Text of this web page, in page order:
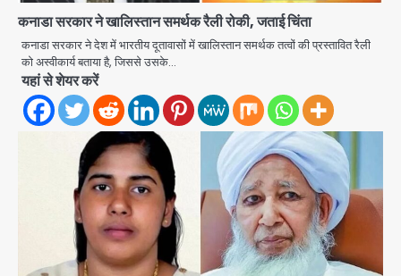
कनाडा सरकार ने खालिस्तान समर्थक रैली रोकी, जताई चिंता
कनाडा सरकार ने देश में भारतीय दूतावासों में खालिस्तान समर्थक तत्वों की प्रस्तावित रैली
को अस्वीकार्य बताया है, जिससे उसके…
यहां से शेयर करें
3
सरकारी भर्ती परीक्षाओं में नकल कराने वाले
अंतरराज्यीय गिरोह का भंडाफोड़, मास्टरमाइंड
समेत 7 गिरफ्तार
Team JHJ
आॅपरेशन ह्यप्रहारह्ण : 72 घंटे में उत्तर-पश्चिम
जिला पुलिस का बड़ा एक्शन
Team JHJ
Sajid Rashidi’s controversial:
शिवभक्त नहीं, आतंकवादी हैं’, मौलाना का
कांवड़ियों पर विवादित बयान, BJP विधायक ने
कराई FIR, NSA की मांग
Avinash Kumar